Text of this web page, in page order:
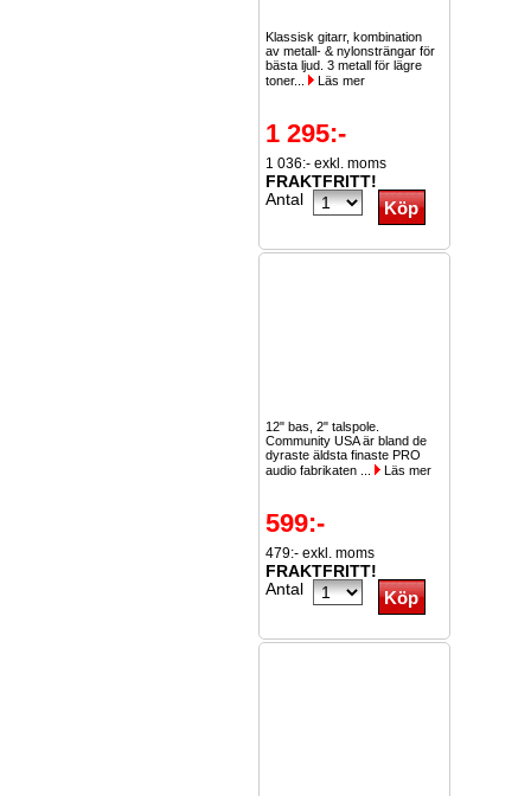
Klassisk gitarr, kombination
av metall- & nylonsträngar för
bästa ljud. 3 metall för lägre
toner...
Läs mer
1 295:-
1 036:- exkl. moms
FRAKTFRITT!
Antal
12" bas, 2" talspole.
Community USA är bland de
dyraste äldsta finaste PRO
audio fabrikaten ...
Läs mer
599:-
479:- exkl. moms
FRAKTFRITT!
Antal